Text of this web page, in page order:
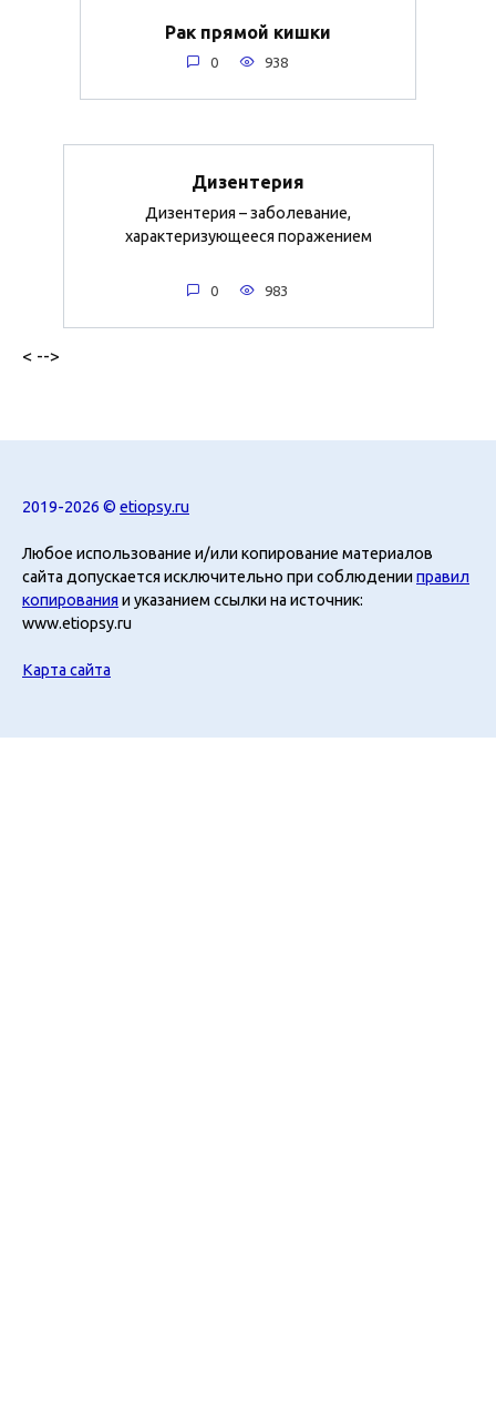
Рак прямой кишки
0 938
Дизентерия
Дизентерия – заболевание,
характеризующееся поражением
0 983
< -->
2019-2026 © etiopsy.ru
Любое использование и/или копирование материалов
сайта допускается исключительно при соблюденииправил
копирования и указанием ссылки на источник:
www.etiopsy.ru
Карта сайта